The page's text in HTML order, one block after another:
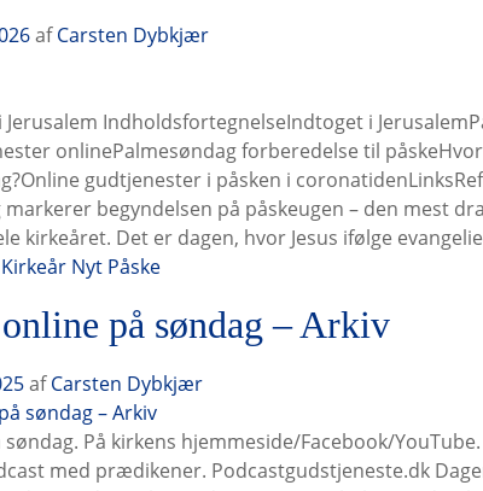
af Carsten Dybkjær
IndholdsfortegnelseIndtoget i
onlinePalmesøndag forberedelse til
gudtjenester i påsken i
markerer begyndelsen på påskeugen – den mest
kirkeåret. Det er dagen, hvor Jesus ifølge
Kirkeår Nyt Påske
på søndag – Arkiv
af Carsten Dybkjær
På kirkens hjemmeside/Facebook/
med prædikener. Podcastgudstjeneste.dk